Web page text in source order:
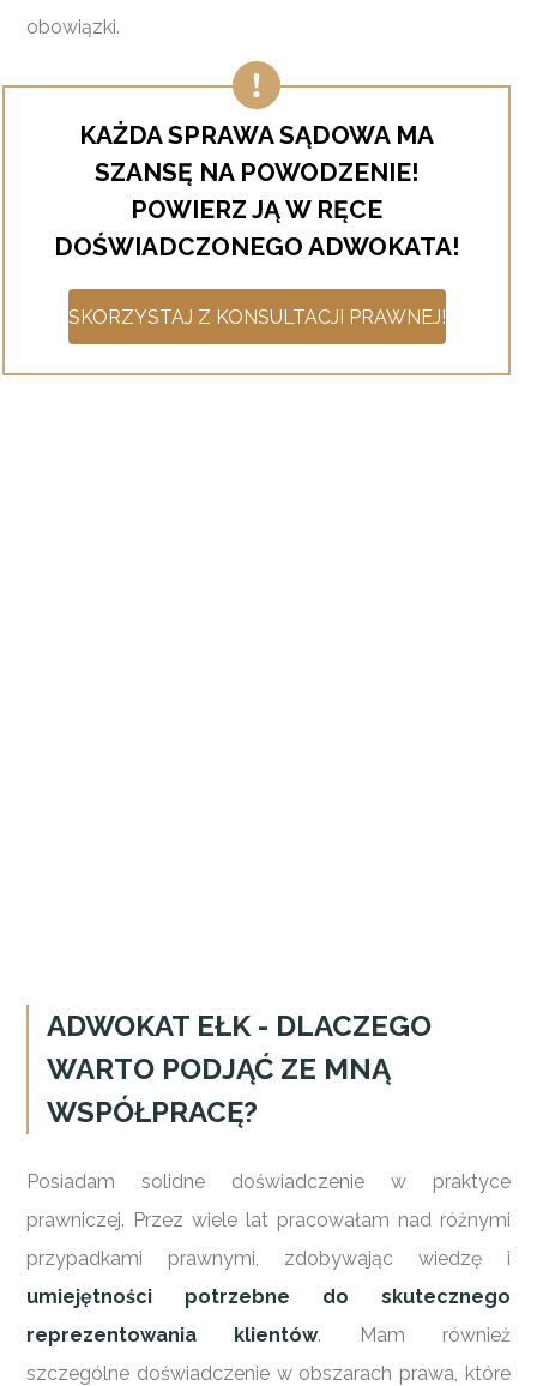
obowiązki.
KAŻDA SPRAWA SĄDOWA MA
SZANSĘ NA POWODZENIE!
POWIERZ JĄ W RĘCE
DOŚWIADCZONEGO ADWOKATA!
SKORZYSTAJ Z KONSULTACJI PRAWNEJ!
ADWOKAT EŁK - DLACZEGO
WARTO PODJĄĆ ZE MNĄ
WSPÓŁPRACĘ?
Posiadam solidne doświadczenie w praktyce
prawniczej. Przez wiele lat pracowałam nad różnymi
przypadkami prawnymi, zdobywając wiedzę i
umiejętności potrzebne do skutecznego
reprezentowania klientów. Mam również
szczególne doświadczenie w obszarach prawa, które